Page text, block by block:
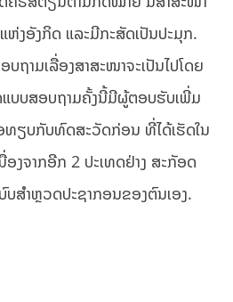
ຫ່ງອັງກິດ ແລະມີກະສັດເປັນປະມຸກ.
ຖາມເລື່ອງສາສະໜາຈະເປັນໄປໂດຍ
ແບບສອບຖາມຄັ້ງນີ້ມີຜູ້ຕອບຮັບເພີ່ມ
ທຽບກັບທົດສະວັດກ່ອນ ທີ່ໄດ້ເຮັດໃນ
ອງຈາກອີກ 2 ປະເທດຢ່າງ ສະກັອດ
ສຳຫຼວດປະຊາກອນຂອງຕົນເອງ.